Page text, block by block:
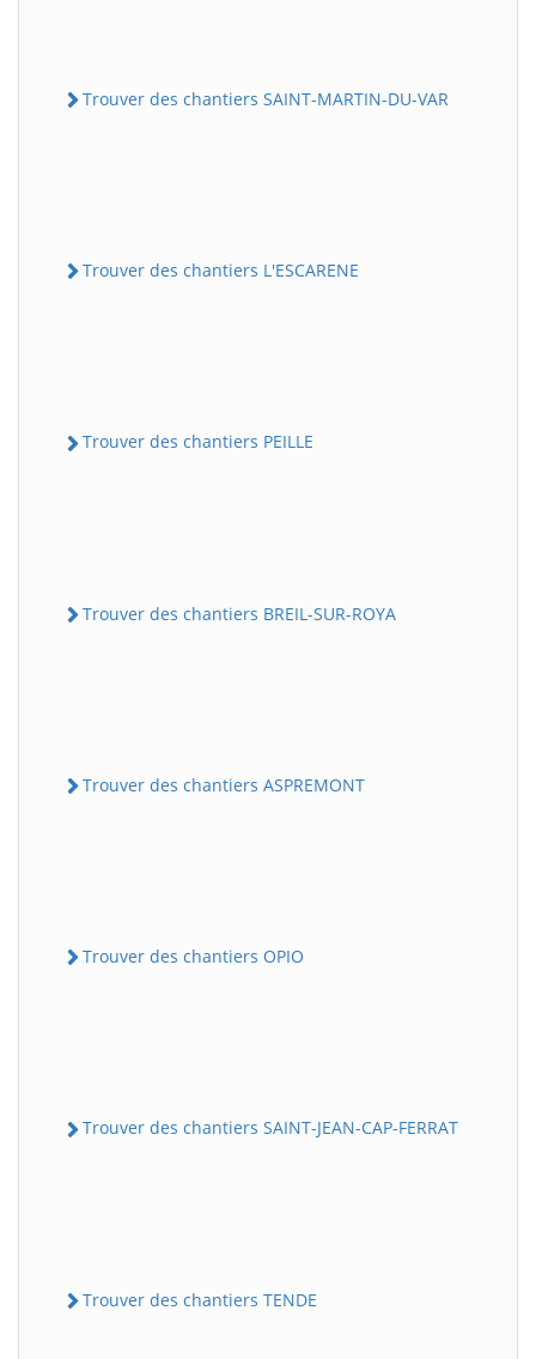
Trouver des chantiers SAINT-MARTIN-DU-VAR
Trouver des chantiers L'ESCARENE
Trouver des chantiers PEILLE
Trouver des chantiers BREIL-SUR-ROYA
Trouver des chantiers ASPREMONT
Trouver des chantiers OPIO
Trouver des chantiers SAINT-JEAN-CAP-FERRAT
Trouver des chantiers TENDE